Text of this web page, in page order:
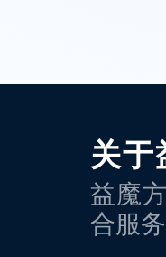
关于
益魔
合服